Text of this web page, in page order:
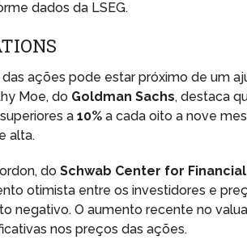
dados da LSEG.
ações pode estar próximo de um
Moe, do Goldman Sachs, destaca
a10% a cada oito a nove
alta.
doSchwab Center for
otimista entre os investidores e
negativo. O aumento recente no
nos preços das ações.